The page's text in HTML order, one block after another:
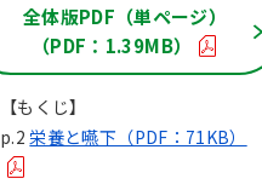
全体版PDF（単ページ）
（PDF：1.39MB）
【もくじ】
p.2栄養と嚥下（PDF：71KB）